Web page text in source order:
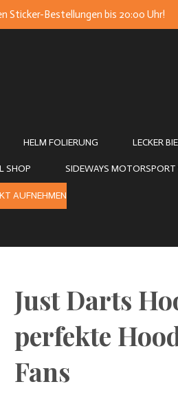
Sticker-Bestellungen bis 20:00 Uhr!
HELM FOLIERUNG LECKER
SHOP SIDEWAYS MOTORSPORT
AUFNEHMEN
Just Darts
perfekte
Fans